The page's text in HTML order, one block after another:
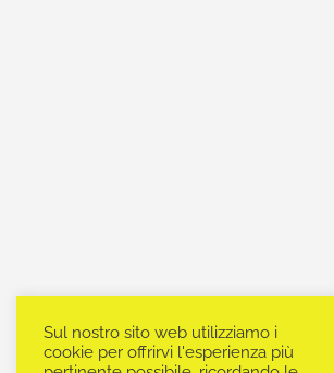
Sul nostro sito web utilizziamo i
cookie per offrirvi l'esperienza più